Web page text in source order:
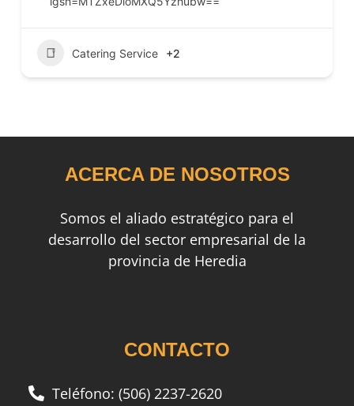
Catering Service +2
ACERCA DE NOSOTROS
Somos el aliado estratégico para el
desarrollo del sector empresarial de la
provincia de Heredia
CONTACTO
Teléfono: (506) 2237-2620